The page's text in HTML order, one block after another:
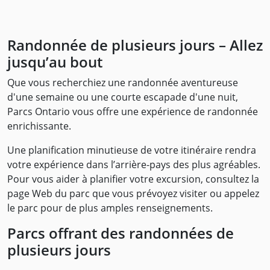
Randonnée de plusieurs jours – Allez
jusqu’au bout
Que vous recherchiez une randonnée aventureuse
d'une semaine ou une courte escapade d'une nuit,
Parcs Ontario vous offre une expérience de randonnée
enrichissante.
Une planification minutieuse de votre itinéraire rendra
votre expérience dans l’arrière-pays des plus agréables.
Pour vous aider à planifier votre excursion, consultez la
page Web du parc que vous prévoyez visiter ou appelez
le parc pour de plus amples renseignements.
Parcs offrant des randonnées de
plusieurs jours